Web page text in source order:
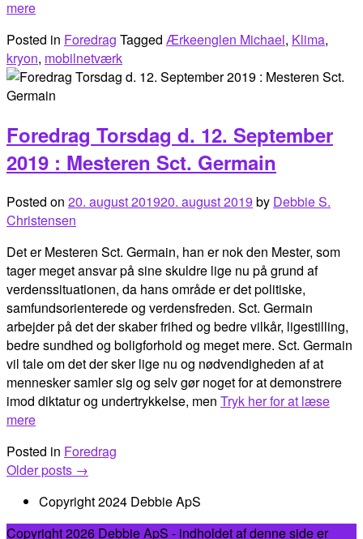
mere
Posted in Foredrag Tagged Ærkeenglen Michael, Klima,
kryon, mobilnetværk
Foredrag Torsdag d. 12. September
2019 : Mesteren Sct. Germain
Posted on 20. august 201920. august 2019 by Debbie S.
Christensen
Det er Mesteren Sct. Germain, han er nok den Mester, som
tager meget ansvar på sine skuldre lige nu på grund af
verdenssituationen, da hans område er det politiske,
samfundsorienterede og verdensfreden. Sct. Germain
arbejder på det der skaber frihed og bedre vilkår, ligestilling,
bedre sundhed og boligforhold og meget mere. Sct. Germain
vil tale om det der sker lige nu og nødvendigheden af at
mennesker samler sig og selv gør noget for at demonstrere
imod diktatur og undertrykkelse, men Tryk her for at læse
mere
Posted in Foredrag
Posts
Older posts →
Copyright 2024 Debbie ApS
Copyright 2026 Debbie ApS - indholdet af denne side er